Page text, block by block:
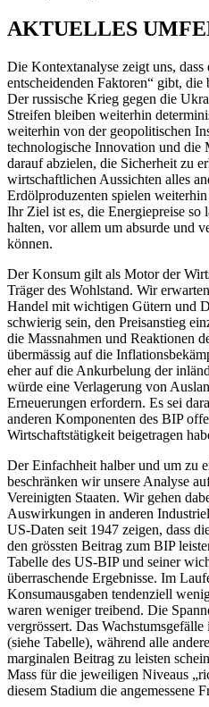
AKTUELLES
Die Kontextanalyse zeigt uns, dass
entscheidenden Faktoren“ gibt,
Der russische Krieg gegen die
Streifen bleiben weiterhin
weiterhin von der geopolitischen
technologische Innovation und die
darauf abzielen, die Sicherheit zu
wirtschaftlichen Aussichten alles
Erdölproduzenten spielen
Ihr Ziel ist es, die Energiepreise so
halten, vor allem um absurde und
können.
Der Konsum gilt als Motor der
Träger des Wohlstand. Wir
Handel mit wichtigen Gütern und
schwierig sein, den Preisanstieg
die Massnahmen und Reaktionen
übermässig auf die
eher auf die Ankurbelung der
würde eine Verlagerung von
Erneuerungen erfordern. Es sei
anderen Komponenten des BIP
Wirtschaftstätigkeit beigetragen
Der Einfachheit halber und um zu
beschränken wir unsere Analyse
Vereinigten Staaten. Wir gehen
Auswirkungen in anderen
US-Daten seit 1947 zeigen, dass
den grössten Beitrag zum BIP
Tabelle des US-BIP und seiner
überraschende Ergebnisse. Im
Konsumausgaben tendenziell
waren weniger treibend. Die
vergrössert. Das
(siehe Tabelle), während alle
marginalen Beitrag zu leisten
Mass für die jeweiligen Niveaus
diesem Stadium die angemessene